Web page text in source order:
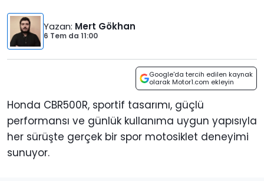
Yazan: Mert Gökhan
6 Tem da 11:00
Google'da tercih edilen kaynak
olarak Motor1.com ekleyin
Honda CBR500R, sportif tasarımı, güçlü
performansı ve günlük kullanıma uygun yapısıyla
her sürüşte gerçek bir spor motosiklet deneyimi
sunuyor.